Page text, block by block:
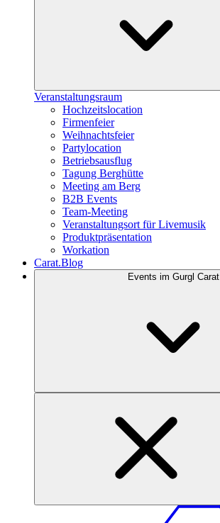
Veranstaltungsraum
Hochzeitslocation
Firmenfeier
Weihnachtsfeier
Partylocation
Betriebsausflug
Tagung Berghütte
Meeting am Berg
B2B Events
Team-Meeting
Veranstaltungsort für Livemusik
Produktpräsentation
Workation
Carat.Blog
Events im Gurgl Carat